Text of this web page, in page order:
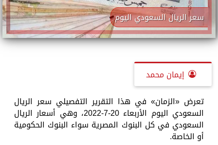
سعر الريال السعودي اليوم
إيمان محمد
تعرض «الزمان» في هذا التقرير التفصيلي سعر الريال
السعودي اليوم الأربعاء 20-7-2022، وهي أسعار الريال
السعودي في كل البنوك المصرية سواء البنوك الحكومية
أو الخاصة.